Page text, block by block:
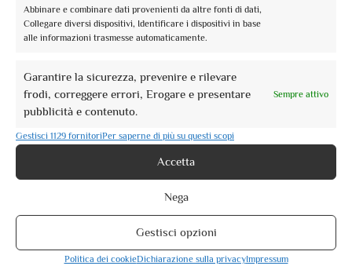
Abbinare e combinare dati provenienti da altre fonti di dati,
Collegare diversi dispositivi, Identificare i dispositivi in base
alle informazioni trasmesse automaticamente.
Garantire la sicurezza, prevenire e rilevare
frodi, correggere errori, Erogare e presentare
pubblicità e contenuto.
Sempre attivo
Gestisci 1129 fornitoriPer saperne di più su questi scopi
Accetta
Nega
Gestisci opzioni
Politica dei cookieDichiarazione sulla privacyImpressum
Ricevi aggiornamenti e altro
Iscriviti alla newsletter gratuita e rimani aggiornato